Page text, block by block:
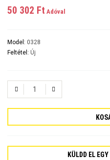
50 302 Ft‎ Adóval
Model: 0328
Feltétel: Új
KÜLDD EL